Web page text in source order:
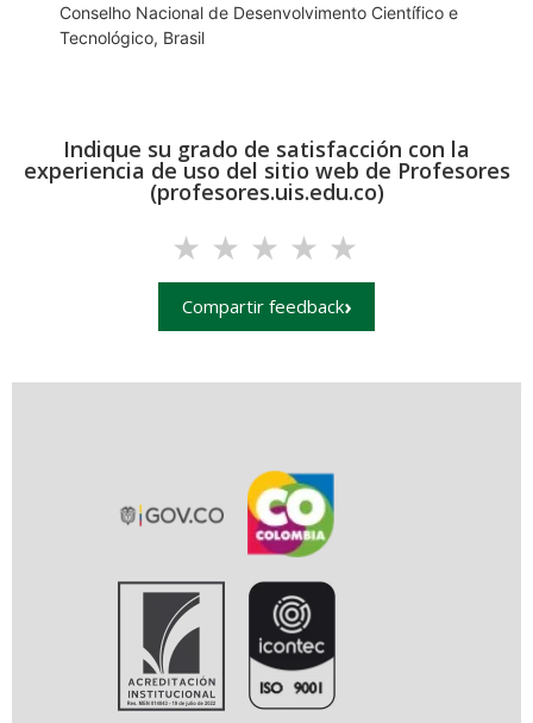
Conselho Nacional de Desenvolvimento Científico e
Tecnológico, Brasil
Indique su grado de satisfacción con la
experiencia de uso del sitio web de Profesores
(profesores.uis.edu.co)